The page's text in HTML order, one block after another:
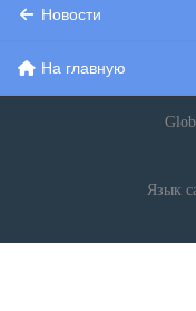
Новости
На главную
Язык